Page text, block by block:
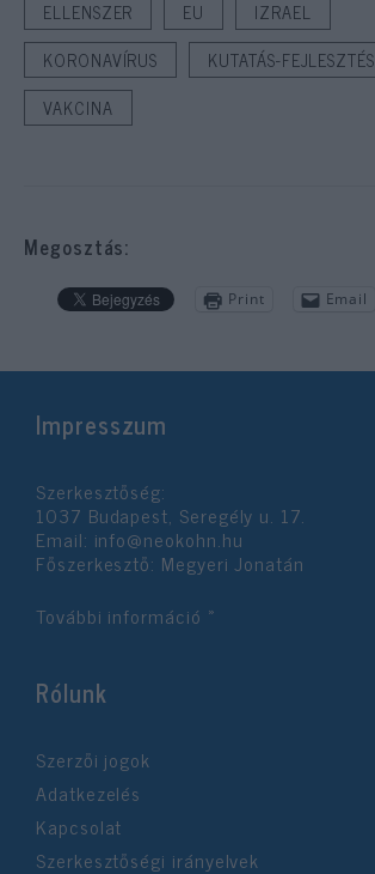
ELLENSZER
EU
IZRAEL
KORONAVÍRUS
KUTATÁS-FEJLESZTÉS
VAKCINA
Megosztás:
Print Email
Impresszum
Szerkesztőség:
1037 Budapest, Seregély u. 17.
Email: info@neokohn.hu
Főszerkesztő: Megyeri Jonatán
További információ »
Rólunk
Szerzői jogok
Adatkezelés
Kapcsolat
Szerkesztőségi irányelvek